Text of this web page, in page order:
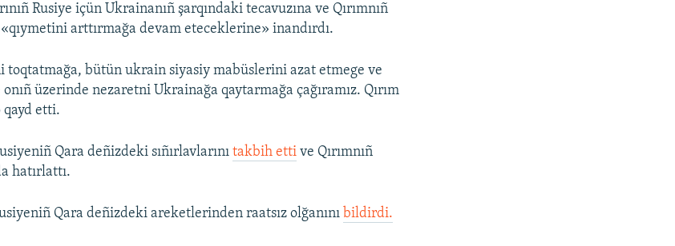
Rusiye içün Ukrainanıñ şarqındaki tecavuzına ve Qırımnıñ
arttırmağa devam eteceklerine» inandırdı.
toqtatmağa, bütün ukrain siyasiy mabüslerini azat etmege ve
onıñ üzerinde nezaretni Ukrainağa qaytarmağa çağıramız. Qırım
qayd etti.
Qara deñizdeki sıñırlavlarınıtakbih etti ve Qırımnıñ
hatırlattı.
Qara deñizdeki areketlerinden raatsız olğanını bildirdi.